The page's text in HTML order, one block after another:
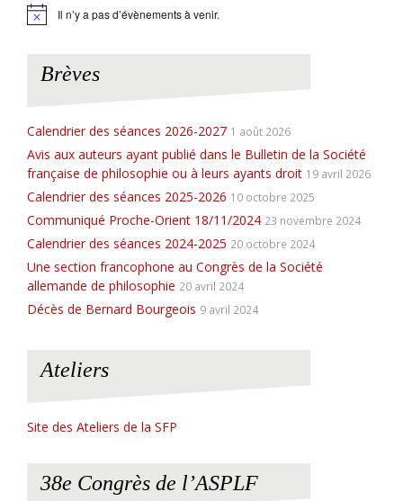
N
Il n’y a pas d’évènements à venir.
Brèves
Calendrier des séances 2026-2027 1 août 2026
Avis aux auteurs ayant publié dans le Bulletin de la Société
française de philosophie ou à leurs ayants droit 19 avril 2026
Calendrier des séances 2025-2026 10 octobre 2025
Communiqué Proche-Orient 18/11/2024 23 novembre 2024
Calendrier des séances 2024-2025 20 octobre 2024
Une section francophone au Congrès de la Société
allemande de philosophie 20 avril 2024
Décès de Bernard Bourgeois 9 avril 2024
Ateliers
Site des Ateliers de la SFP
38e Congrès de l’ASPLF